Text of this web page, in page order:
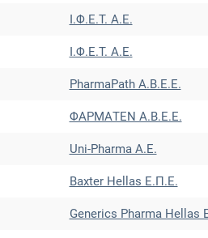
Ι.Φ.Ε.Τ. A.E.
Ι.Φ.Ε.Τ. A.E.
PharmaPath Α.Β.Ε.Ε.
ΦΑΡΜΑΤΕΝ Α.Β.Ε.Ε.
Uni-Pharma Α.Ε.
Baxter Hellas Ε.Π.Ε.
Generics Pharma Hellas